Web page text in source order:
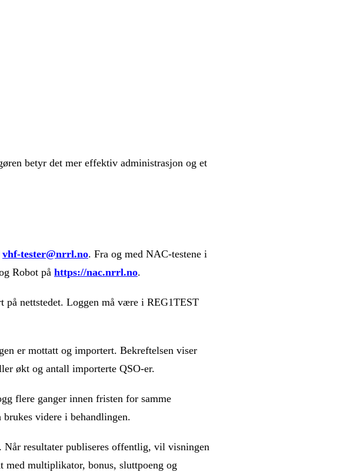
betyr det mer effektiv administrasjon og et
vhf-tester@nrrl.no. Fra og med NAC-testene i
Robot på https://nac.nrrl.no.
på nettstedet. Loggen må være i REG1TEST
er mottatt og importert. Bekreftelsen viser
økt og antall importerte QSO-er.
flere ganger innen fristen for samme
videre i behandlingen.
resultater publiseres offentlig, vil visningen
med multiplikator, bonus, sluttpoeng og